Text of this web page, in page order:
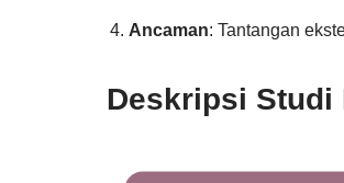
Ancaman: Tantangan
Deskripsi Studi